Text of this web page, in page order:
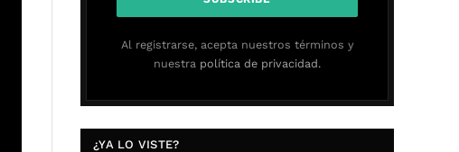
Al registrarse, acepta nuestros términos y
nuestra política de privacidad.
¿YA LO VISTE?